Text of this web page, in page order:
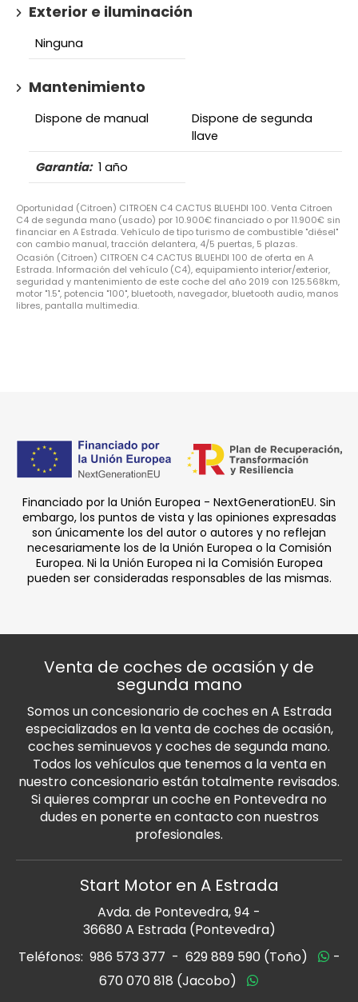
Exterior e iluminación
Ninguna
Mantenimiento
Dispone de manual
Dispone de segunda
llave
Garantia: 1 año
Oportunidad (Citroen) CITROEN C4 CACTUS BLUEHDI 100. Venta Citroen
C4 de segunda mano (usado) por 10.900€ financiado o por 11.900€ sin
financiar en A Estrada. Vehículo de tipo turismo de combustible "diésel"
con cambio manual, tracción delantera, 4/5 puertas, 5 plazas.
Ocasión (Citroen) CITROEN C4 CACTUS BLUEHDI 100 de oferta en A
Estrada. Información del vehículo (C4), equipamiento interior/exterior,
seguridad y mantenimiento de este coche del año 2019 con 125.568km,
motor "1.5", potencia "100", bluetooth, navegador, bluetooth audio, manos
libres, pantalla multimedia.
Financiado por la Unión Europea - NextGenerationEU. Sin
embargo, los puntos de vista y las opiniones expresadas
son únicamente los del autor o autores y no reflejan
necesariamente los de la Unión Europea o la Comisión
Europea. Ni la Unión Europea ni la Comisión Europea
pueden ser consideradas responsables de las mismas.
Venta de coches de ocasión y de
segunda mano
Somos un concesionario de coches en A Estrada
especializados en la venta de coches de ocasión,
coches seminuevos y coches de segunda mano.
Todos los vehículos que tenemos a la venta en
nuestro concesionario están totalmente revisados.
Si quieres comprar un coche en Pontevedra no
dudes en ponerte en contacto con nuestros
profesionales.
Start Motor en A Estrada
Avda. de Pontevedra, 94 -
36680 A Estrada (Pontevedra)
Teléfonos: 986 573 377 - 629 889 590 (Toño)
-
670 070 818 (Jacobo)